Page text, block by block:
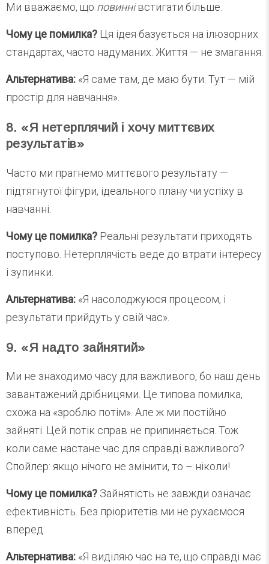
Ми вважаємо, що повиннівстигати більше.
Чому це помилка? Ця ідея базується на ілюзорних
стандартах, часто надуманих. Життя — не змагання.
Альтернатива: «Я саме там, де маю бути. Тут — мій
простір для навчання».
8. «Я нетерплячий і хочу миттєвих
результатів»
Часто ми прагнемо миттєвого результату —
підтягнутої фігури, ідеального плану чи успіху в
навчанні.
Чому це помилка? Реальні результати приходять
поступово. Нетерплячість веде до втрати інтересу
і зупинки.
Альтернатива: «Я насолоджуюся процесом, і
результати прийдуть у свій час».
9. «Я надто зайнятий»
Ми не знаходимо часу для важливого, бо наш день
завантажений дрібницями. Це типова помилка,
схожа на «зроблю потім». Але ж ми постійно
зайняті. Цей потік справ не припиняється. Тож
коли саме настане час для справді важливого?
Спойлер: якщо нічого не змінити, то – ніколи!
Чому це помилка? Зайнятість не завжди означає
ефективність. Без пріоритетів ми не рухаємося
вперед.
Альтернатива: «Я виділяю час на те, що справді має